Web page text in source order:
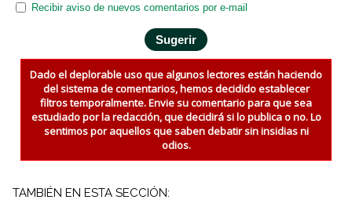
Recibir aviso de nuevos comentarios por e-mail
Dado el deplorable uso que algunos lectores están haciendo
del sistema de comentarios, hemos decidido establecer
filtros temporalmente. Envie su comentario para que sea
estudiado por la redacción, que decidirá si lo publica o no. Lo
sentimos por aquellos que saben debatir sin insidias ni
odios.
TAMBIÉN EN ESTA SECCIÓN: